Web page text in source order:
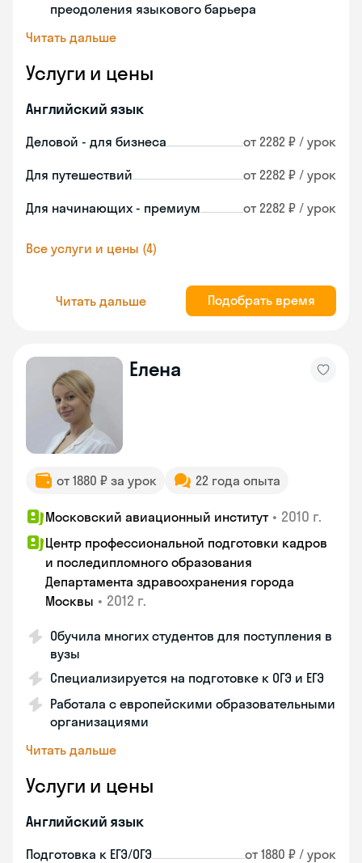
преодоления языкового барьера
Читать дальше
Услуги и цены
Английский язык
Деловой - для бизнеса от 2282 ₽ / урок
Для путешествий от 2282 ₽ / урок
Для начинающих - премиум от 2282 ₽ / урок
Все услуги и цены (4)
Читать дальше Подобрать время
Елена
от 1880 ₽ за урок 22 года опыта
Московский авиационный институт • 2010 г.
Центр профессиональной подготовки кадров
и последипломного образования
Департамента здравоохранения города
Москвы • 2012 г.
Обучила многих студентов для поступления в
вузы
Специализируется на подготовке к ОГЭ и ЕГЭ
Работала с европейскими образовательными
организациями
Читать дальше
Услуги и цены
Английский язык
Подготовка к ЕГЭ/ОГЭ от 1880 ₽ / урок